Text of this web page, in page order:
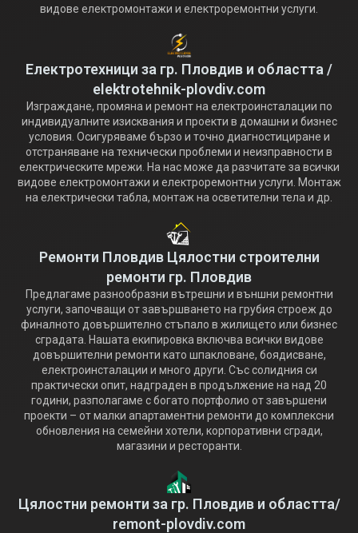
видове електромонтажи и електроремонтни услуги.
Електротехници за гр. Пловдив и областта /
elektrotehnik-plovdiv.com
Изграждане, промяна и ремонт на електроинсталации по
индивидуалните изисквания и проекти в домашни и бизнес
условия. Осигуряваме бързо и точно диагностициране и
отстраняване на технически проблеми и неизправности в
електрическите мрежи. На нас може да разчитате за всички
видове електромонтажи и електроремонтни услуги. Монтаж
на електрически табла, монтаж на осветителни тела и др.
Ремонти Пловдив Цялостни строителни
ремонти гр. Пловдив
Предлагаме разнообразни вътрешни и външни ремонтни
услуги, започващи от завършването на грубия строеж до
финалното довършително стъпало в жилището или бизнес
сградата. Нашата екипировка включва всички видове
довършителни ремонти като шпакловане, боядисване,
електроинсталации и много други. Със солидния си
практически опит, надграден в продължение на над 20
години, разполагаме с богато портфолио от завършени
проекти – от малки апартаментни ремонти до комплексни
обновления на семейни хотели, корпоративни сгради,
магазини и ресторанти.
Цялостни ремонти за гр. Пловдив и областта/
remont-plovdiv.com